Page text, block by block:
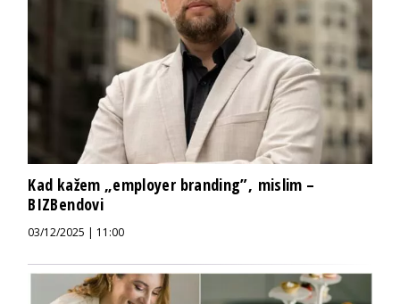
Kad kažem „employer branding”, mislim –
BIZBendovi
03/12/2025 | 11:00